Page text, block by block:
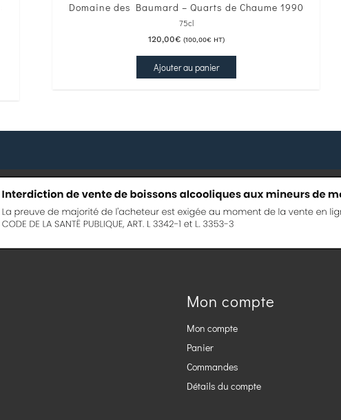
Domaine des Baumard – Quarts de Chaume 1990
75cl
120,00€ (100,00€HT)
Ajouter au panier
Mon compte
Mon compte
Panier
Commandes
Détails du compte